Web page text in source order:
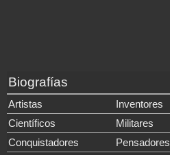
Biografías
Artistas
Inventores
Científicos
Militares
Conquistadores
Pensadores